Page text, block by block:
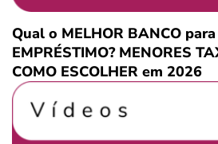
Qual o MELHOR BANCO
EMPRÉSTIMO? MENORES
COMO ESCOLHER em 2026